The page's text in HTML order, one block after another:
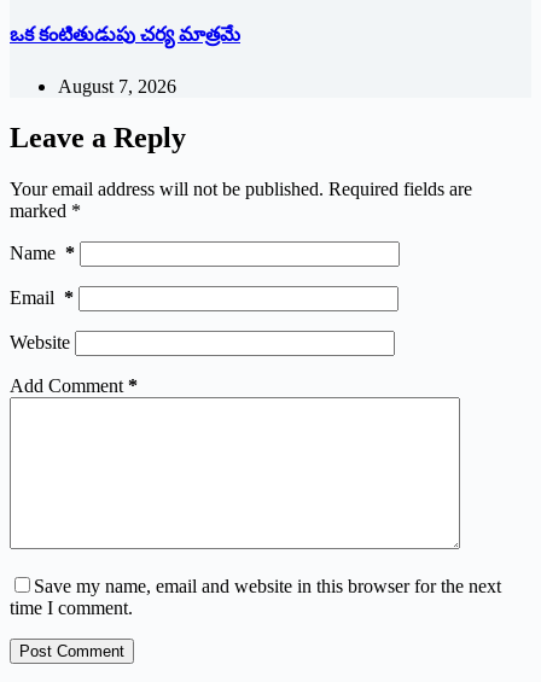
ఒక కంటితుడుపు చర్య మాత్రమే
August 7, 2026
Leave a Reply
Your email address will not be published. Required fields are
marked *
Name *
Email *
Website
Add Comment *
Save my name, email and website in this browser for the next
time I comment.
Post Comment